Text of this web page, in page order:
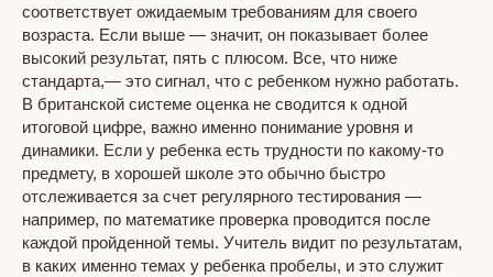
соответствует ожидаемым требованиям для своего
возраста. Если выше — значит, он показывает более
высокий результат, пять с плюсом. Все, что ниже
стандарта,— это сигнал, что с ребенком нужно работать.
В британской системе оценка не сводится к одной
итоговой цифре, важно именно понимание уровня и
динамики. Если у ребенка есть трудности по какому-то
предмету, в хорошей школе это обычно быстро
отслеживается за счет регулярного тестирования —
например, по математике проверка проводится после
каждой пройденной темы. Учитель видит по результатам,
в каких именно темах у ребенка пробелы, и это служит